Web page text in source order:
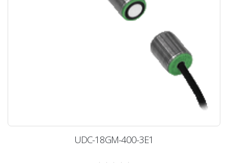
UDC-18GM-400-3E1